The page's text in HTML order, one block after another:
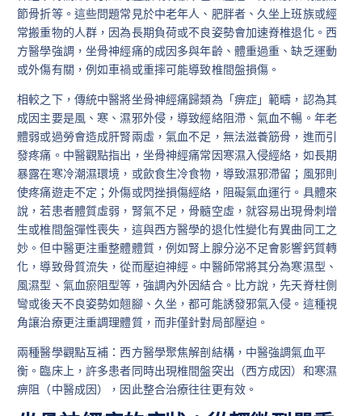
節骨折等。這些問題常見於中老年人、肥胖者、久坐上班族或經
常搬重物的人群，因為長期負荷或不良姿勢會加速脊椎退化。西
方醫學強調，坐骨神經痛的成因多與年齡、體重過重、缺乏運動
或外傷有關，例如車禍或重摔可能導致椎間盤損傷。
相較之下，傳統中醫將坐骨神經痛歸類為「痹症」範疇，認為其
成因主要是風、寒、濕邪外侵，導致經絡阻滯、氣血不暢。年老
體弱或過勞會造成肝腎兩虛，氣血不足，無法滋養筋骨，進而引
發疼痛。中醫觀點指出，坐骨神經痛常因寒濕入侵經絡，如長期
暴露在寒冷潮濕環境，或飲食生冷食物，導致濕邪滯留；風邪則
使疼痛遊走不定；外傷或閃挫損傷經絡，阻礙氣血運行。具體來
說，若患者體質虛弱，腎氣不足，骨髓空虛，就容易出現骨刺增
生或椎間盤彈性喪失，這與西方醫學的退化性變化有異曲同工之
妙。但中醫更注重整體體質，例如腎上腺分泌不足會影響鈣質轉
化，導致骨質流失，從而壓迫神經。中醫師常將其分為寒濕型、
風濕型、氣血瘀阻型等，強調內外因結合。比方說，先天脊柱側
彎或後天不良姿勢如翹腳、久坐，都可能誘發邪氣入侵。這種視
角讓治療更注重調理體質，而非僅針對局部壓迫。
兩種醫學觀點互補：西方醫學聚焦解剖結構，中醫強調氣血平
衡。臨床上，許多患者同時出現椎間盤突出（西方成因）和寒濕
痹阻（中醫成因），因此整合治療往往更有效。